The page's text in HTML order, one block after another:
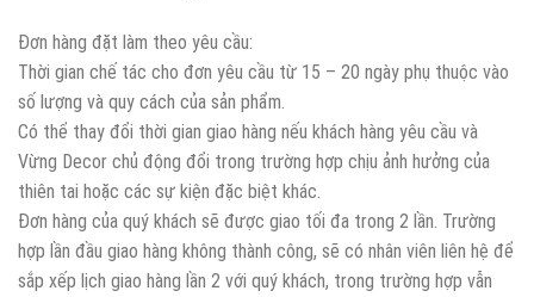
Đơn hàng đặt làm theo yêu cầu:
Thời gian chế tác cho đơn yêu cầu từ 15 – 20 ngày phụ thuộc vào
số lượng và quy cách của sản phẩm.
Có thể thay đổi thời gian giao hàng nếu khách hàng yêu cầu và
Vừng Decor chủ động đổi trong trường hợp chịu ảnh hưởng của
thiên tai hoặc các sự kiện đặc biệt khác.
Đơn hàng của quý khách sẽ được giao tối đa trong 2 lần. Trường
hợp lần đầu giao hàng không thành công, sẽ có nhân viên liên hệ để
sắp xếp lịch giao hàng lần 2 với quý khách, trong trường hợp vẫn